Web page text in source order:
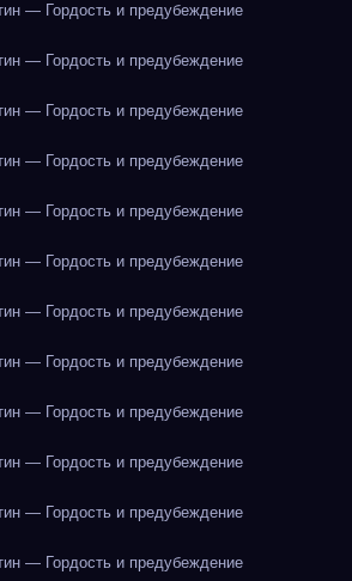
— Гордость и предубеждение
— Гордость и предубеждение
— Гордость и предубеждение
— Гордость и предубеждение
— Гордость и предубеждение
— Гордость и предубеждение
— Гордость и предубеждение
— Гордость и предубеждение
— Гордость и предубеждение
— Гордость и предубеждение
— Гордость и предубеждение
— Гордость и предубеждение